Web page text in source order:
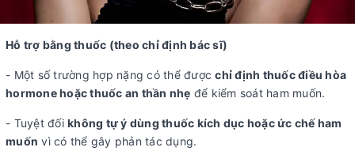
Hỗ trợ bằng thuốc (theo chỉ định bác sĩ)
- Một số trường hợp nặng có thể đượcchỉ định thuốc điều hòa
hormone hoặc thuốc an thần nhẹ để kiểm soát ham muốn.
- Tuyệt đối không tự ý dùng thuốc kích dục hoặc ức chế ham
muốn vì có thể gây phản tác dụng.